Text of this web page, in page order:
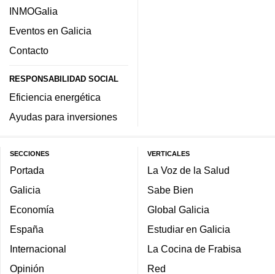
INMOGalia
Eventos en Galicia
Contacto
RESPONSABILIDAD SOCIAL
Eficiencia energética
Ayudas para inversiones
SECCIONES
Portada
Galicia
Economía
España
Internacional
Opinión
VERTICALES
La Voz de la Salud
Sabe Bien
Global Galicia
Estudiar en Galicia
La Cocina de Frabisa
Red